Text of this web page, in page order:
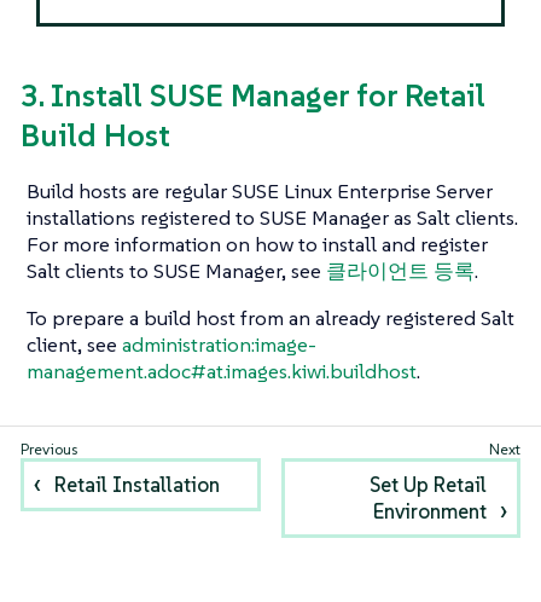
3. Install SUSE Manager for Retail
Build Host
Build hosts are regular SUSE Linux Enterprise Server
installations registered to SUSE Manager as Salt clients.
For more information on how to install and register
Salt clients to SUSE Manager, see 클라이언트 등록.
To prepare a build host from an already registered Salt
client, see administration:image-
management.adoc#at.images.kiwi.buildhost.
Retail Installation
Set Up Retail
Environment